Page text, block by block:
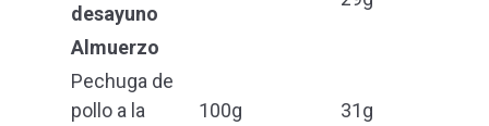
desayuno
Almuerzo
Pechuga de
pollo a la
100g 31g